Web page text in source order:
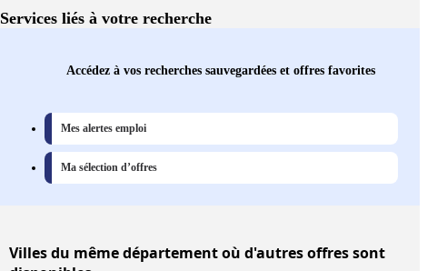
Services liés à votre recherche
Accédez à vos recherches sauvegardées et offres favorites
Mes alertes emploi
Ma sélection d’offres
Villesdu même département où d'autres offres sont